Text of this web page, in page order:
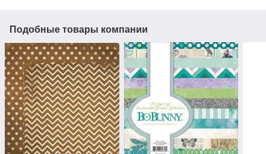
Подобные товары компании